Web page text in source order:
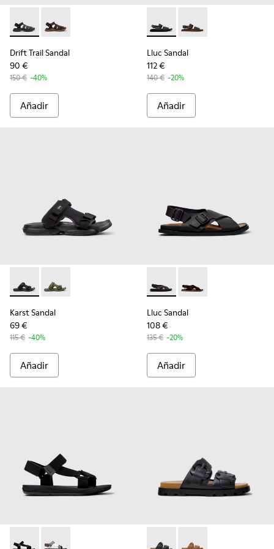
Drift Trail Sandal - K101090-001 - Sandalias de piel y tejido
Drift Trail Sandal - K101090-002
Drift Trail Sandal
90 €
150 € -40%
Añadir
Lluc Sandal - K101092-001
Lluc Sandal -
Lluc Sandal
112 €
140 € -20%
Añadir
Karst Sandal - K101103-001 - Sandalias de tejido negras para
Karst Sandal - K101103-002
Karst Sandal
69 €
115 € -40%
Añadir
Lluc Sandal - K101093-004
Lluc Sandal -
Lluc Sandal
108 €
135 € -20%
Añadir